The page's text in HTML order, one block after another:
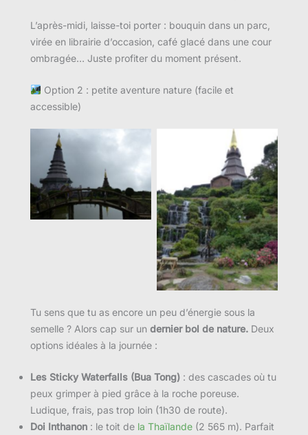
L’après-midi, laisse-toi porter : bouquin dans un parc,
virée en librairie d’occasion, café glacé dans une cour
ombragée… Juste profiter du moment présent.
Option 2 : petite aventure nature (facile et
accessible)
Tu sens que tu as encore un peu d’énergie sous la
semelle ? Alors cap sur un dernier bol de nature. Deux
options idéales à la journée :
Les Sticky Waterfalls (Bua Tong) : des cascades où tu
peux grimper à pied grâce à la roche poreuse.
Ludique, frais, pas trop loin (1h30 de route).
Doi Inthanon : le toit de la Thaïlande (2 565 m). Parfait